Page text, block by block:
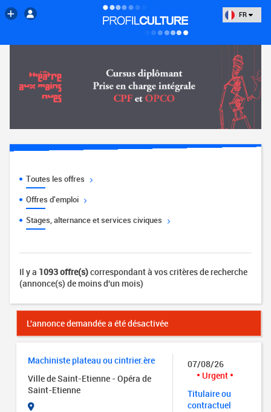
FR
Toutes les offres
Offres d'emploi
Stages, alternance et services civiques
Il y a 1093 offre(s)correspondant à vos critères de recherche
(annonce(s) de moins d'un mois)
L'annonce demandée a été désactivée
Machiniste plateau ou cintrier.ère
Ville de Saint-Etienne - Opéra de
Saint-Etienne
07/08/26
Urgent
Titulaire ou
contractuel